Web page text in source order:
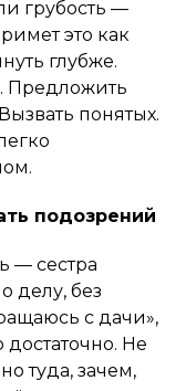
грубость —
это как
глубже.
Предложить
понятых.
подозрений
— сестра
делу, без
с дачи»,
достаточно. Не
туда, зачем,